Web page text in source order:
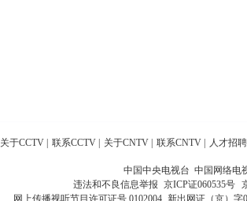
关于CCTV 联系CCTV 关于CNTV 联系CNTV 人才招聘
中国中央电视台 中国网络电
违法和不良信息举报 京ICP证060535号
网上传播视听节目许可证号 0102004 新出网证（京）